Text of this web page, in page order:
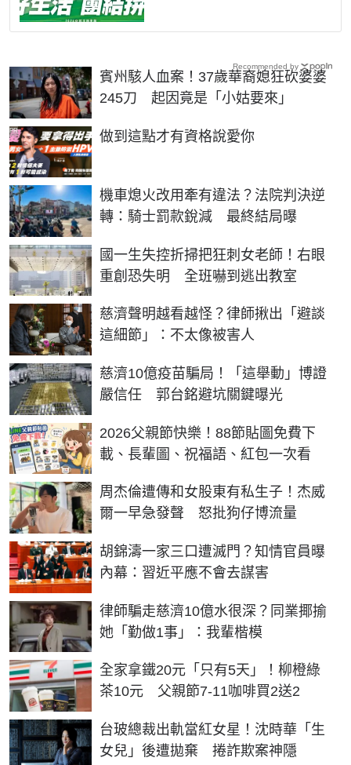
賓州駭人血案！37歲華裔媳狂砍婆婆
245刀 起因竟是「小姑要來」
做到這點才有資格說愛你
PR
機車熄火改用牽有違法？法院判決逆
轉：騎士罰款銳減 最終結局曝
國一生失控折掃把狂刺女老師！右眼
重創恐失明 全班嚇到逃出教室
慈濟聲明越看越怪？律師揪出「避談
這細節」：不太像被害人
慈濟10億疫苗騙局！「這舉動」博證
嚴信任 郭台銘避坑關鍵曝光
2026父親節快樂！88節貼圖免費下
載、長輩圖、祝福語、紅包一次看
周杰倫遭傳和女股東有私生子！杰威
爾一早急發聲 怒批狗仔博流量
胡錦濤一家三口遭滅門？知情官員曝
內幕：習近平應不會去謀害
律師騙走慈濟10億水很深？同業揶揄
她「勤做1事」：我輩楷模
全家拿鐵20元「只有5天」！柳橙綠
茶10元 父親節7-11咖啡買2送2
台玻總裁出軌當紅女星！沈時華「生
女兒」後遭拋棄 捲詐欺案神隱
Recommended by